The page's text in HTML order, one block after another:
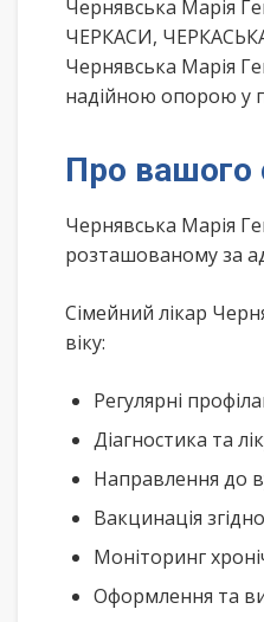
Чернявська Марія
ЧЕРКАСИ, ЧЕРКАСЬКА
Чернявська Марія
надійною опорою у
Про вашого
Чернявська Марія
розташованому за
Сімейний лікар
віку:
Регулярні
Діагностика та
Направлення до
Вакцинація
Моніторинг
Оформлення та